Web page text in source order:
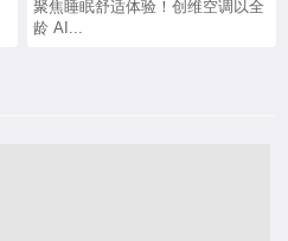
聚焦睡眠舒适体验！创维空调以全
龄 AI...